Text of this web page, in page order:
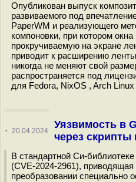
Опубликован выпуск
развиваемого под
PaperWM и реализующего
компоновки, при котором
прокручиваемую на экране
приводит к расширению
никогда не меняют свой
распространяется под
для Fedora, NixOS , Arch
· 20.04.2024
Уязвимость в
через скрипты
В стандартной Си-
(CVE-2024-2961),
преобразовании специально